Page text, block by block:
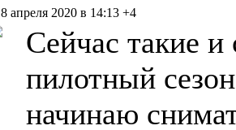
8 апреля 2020 в 14:13 +4
Сейчас такие
пилотный
начинаю